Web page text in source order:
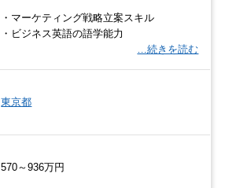
・マーケティング戦略立案スキル
・ビジネス英語の語学能力
…続きを読む
東京都
570～936万円